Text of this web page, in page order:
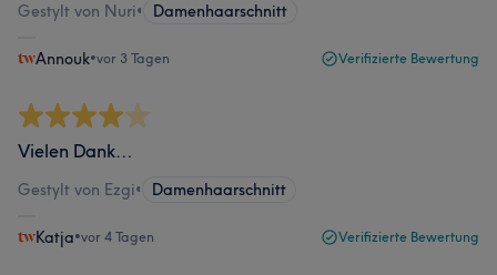
Gestylt von Nuri• Damenhaarschnitt
Annouk•vor 3 Tagen Verifizierte Bewertung
Vielen Dank…
Gestylt von Ezgi• Damenhaarschnitt
Katja•vor 4 Tagen Verifizierte Bewertung